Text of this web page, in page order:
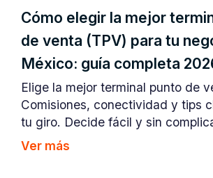
Cómo elegir la mejor
de venta (TPV) para tu
México: guía completa
Elige la mejor terminal punto de
Comisiones, conectividad y tips
tu giro. Decide fácil y sin
Ver más